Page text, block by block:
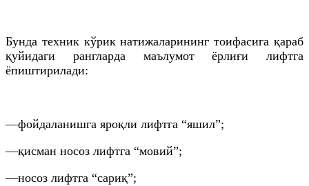
Бунда техник кўрик натижаларининг тоифасига қараб
қуйидаги рангларда маълумот ёрлиғи лифтга
ёпиштирилади:
—фойдаланишга яроқли лифтга “яшил”;
—қисман носоз лифтга “мовий”;
—носоз лифтга “сариқ”;